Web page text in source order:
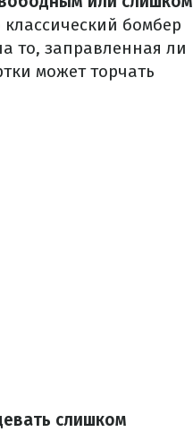
бомбер
то, заправленная ли
может торчать
слишком